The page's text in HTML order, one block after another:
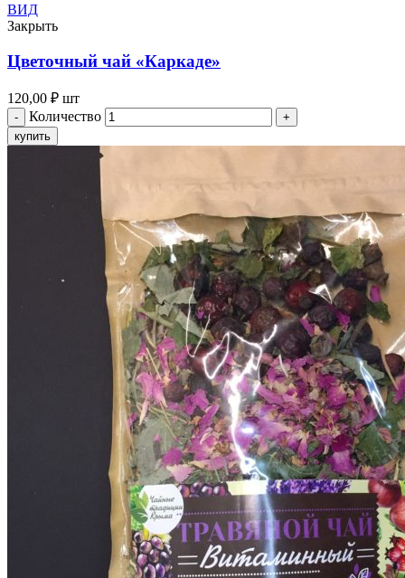
ВИД
Закрыть
Цветочный чай «Каркаде»
120,00 ₽ шт
Количество
купить